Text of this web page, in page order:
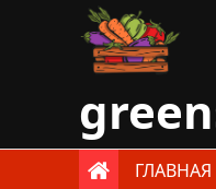
ГЛАВНАЯ